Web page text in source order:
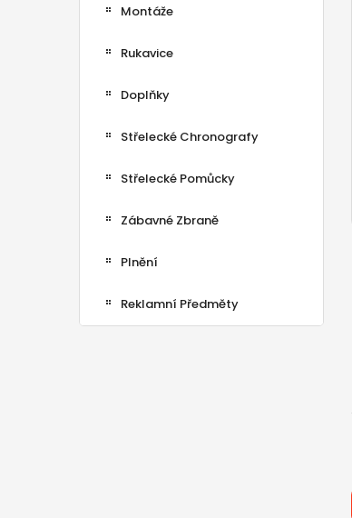
Montáže
Rukavice
Doplňky
Střelecké Chronografy
Střelecké Pomůcky
Zábavné Zbraně
Plnění
Reklamní Předměty